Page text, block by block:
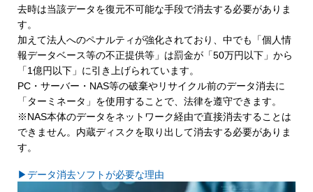
去時は当該データを復元不可能な手段で消去する必要がありま
す。
加えて法人へのペナルティが強化されており、中でも「個人情
報データベース等の不正提供等」は罰金が「50万円以下」から
「1億円以下」に引き上げられています。
PC・サーバー・NAS等の破棄やリサイクル前のデータ消去に
「ターミネータ」を使用することで、法律を遵守できます。
※NAS本体のデータをネットワーク経由で直接消去することは
できません。内蔵ディスクを取り出して消去する必要がありま
す。
▶データ消去ソフトが必要な理由